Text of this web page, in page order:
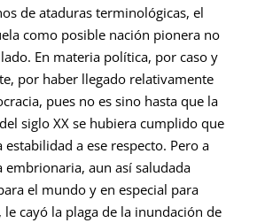
de ataduras terminológicas, el
como posible nación pionera no
En materia política, por caso y
por haber llegado relativamente
pues no es sino hasta que la
siglo XX se hubiera cumplido que
a ese respecto. Pero a
embrionaria, aun así saludada
el mundo y en especial para
le cayó la plaga de la inundación de